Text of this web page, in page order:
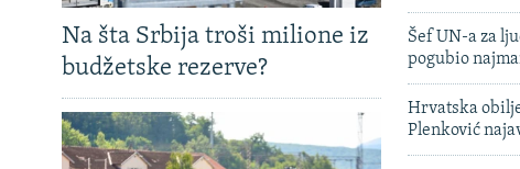
Na šta Srbija troši milione iz
budžetske rezerve?
Šef UN-a za
pogubio
Hrvatska
Plenković